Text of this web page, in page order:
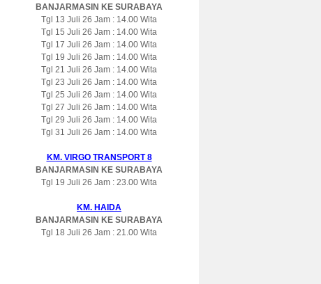
BANJARMASIN KE SURABAYA
Tgl 13 Juli 26 Jam : 14.00 Wita
Tgl 15 Juli 26 Jam : 14.00 Wita
Tgl 17 Juli 26 Jam : 14.00 Wita
Tgl 19 Juli 26 Jam : 14.00 Wita
Tgl 21 Juli 26 Jam : 14.00 Wita
Tgl 23 Juli 26 Jam : 14.00 Wita
Tgl 25 Juli 26 Jam : 14.00 Wita
Tgl 27 Juli 26 Jam : 14.00 Wita
Tgl 29 Juli 26 Jam : 14.00 Wita
Tgl 31 Juli 26 Jam : 14.00 Wita
KM. VIRGO TRANSPORT 8
BANJARMASIN KE SURABAYA
Tgl 19 Juli 26 Jam : 23.00 Wita
KM. HAIDA
BANJARMASIN KE SURABAYA
Tgl 18 Juli 26 Jam : 21.00 Wita